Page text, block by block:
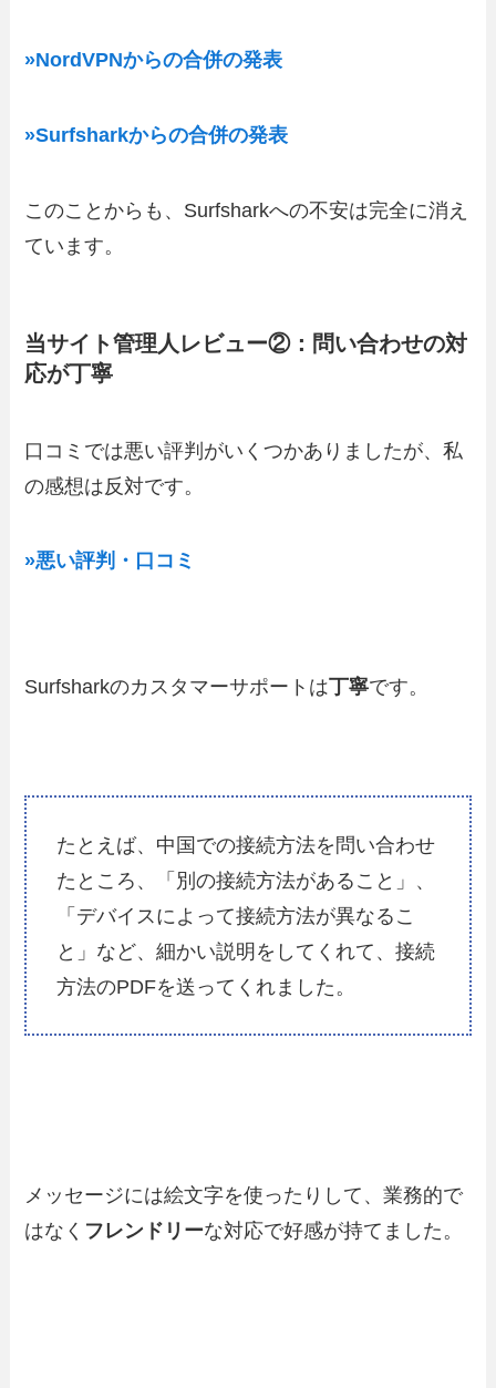
»NordVPNからの合併の発表
»Surfsharkからの合併の発表
このことからも、Surfsharkへの不安は完全に消え
ています。
当サイト管理人レビュー②：問い合わせの対
応が丁寧
口コミでは悪い評判がいくつかありましたが、私
の感想は反対です。
»悪い評判・口コミ
Surfsharkのカスタマーサポートは丁寧です。
たとえば、中国での接続方法を問い合わせ
たところ、「別の接続方法があること」、
「デバイスによって接続方法が異なるこ
と」など、細かい説明をしてくれて、接続
方法のPDFを送ってくれました。
メッセージには絵文字を使ったりして、業務的で
はなく フレンドリーな対応で好感が持てました。